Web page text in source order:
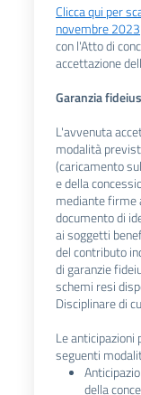
Clicca qui per
novembre 2023
con l'Atto di
accettazione
Garanzia
L'avvenuta
modalità
(caricamento
e della
mediante firme
documento di
ai soggetti
del contributo
di garanzie
schemi resi
Disciplinare di
Le anticipazioni
seguenti
della